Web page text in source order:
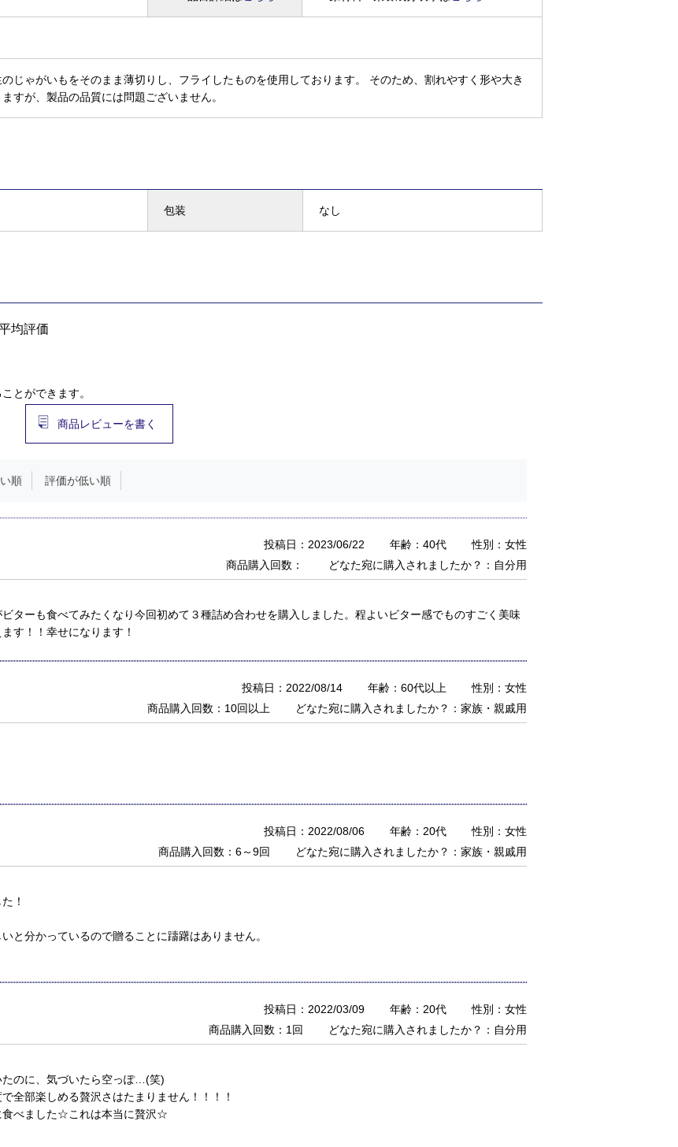
じゃがいもをそのまま薄切りし、フライしたものを使用しております。 そのため、割れやすく形や大き
すが、製品の品質には問題ございません。
包装 なし
均評価
とができます。
商品レビューを書く
順 評価が低い順
投稿日：2023/06/22 年齢：40代
性別：女性
商品購入回数：
どなた宛に購入されましたか？：自分用
ターも食べてみたくなり今回初めて３種詰め合わせを購入しました。程よいビター感でものすごく美味
す！！幸せになります！
投稿日：2022/08/14 年齢：60代以上
性別：女性
商品購入回数：10回以上
どなた宛に購入されましたか？：家族・親戚用
投稿日：2022/08/06 年齢：20代
性別：女性
商品購入回数：6～9回
どなた宛に購入されましたか？：家族・親戚用
！
と分かっているので贈ることに躊躇はありません。
投稿日：2022/03/09 年齢：20代
性別：女性
商品購入回数：1回
どなた宛に購入されましたか？：自分用
のに、気づいたら空っぽ…(笑)
全部楽しめる贅沢さはたまりません！！！！
食べました☆これは本当に贅沢☆